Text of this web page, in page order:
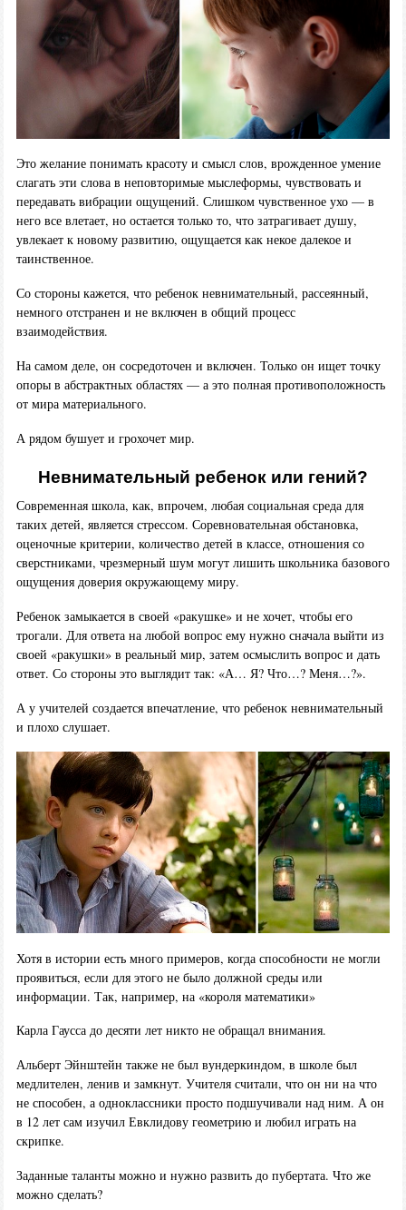
Это желание понимать красоту и смысл слов, врожденное умение
слагать эти слова в неповторимые мыслеформы, чувствовать и
передавать вибрации ощущений. Слишком чувственное ухо — в
него все влетает, но остается только то, что затрагивает душу,
увлекает к новому развитию, ощущается как некое далекое и
таинственное.
Со стороны кажется, что ребенок невнимательный, рассеянный,
немного отстранен и не включен в общий процесс
взаимодействия.
На самом деле, он сосредоточен и включен. Только он ищет точку
опоры в абстрактных областях — а это полная противоположность
от мира материального.
А рядом бушует и грохочет мир.
Невнимательный ребенок или гений?
Современная школа, как, впрочем, любая социальная среда для
таких детей, является стрессом. Соревновательная обстановка,
оценочные критерии, количество детей в классе, отношения со
сверстниками, чрезмерный шум могут лишить школьника базового
ощущения доверия окружающему миру.
Ребенок замыкается в своей «ракушке» и не хочет, чтобы его
трогали. Для ответа на любой вопрос ему нужно сначала выйти из
своей «ракушки» в реальный мир, затем осмыслить вопрос и дать
ответ. Со стороны это выглядит так: «А… Я? Что…? Меня…?».
А у учителей создается впечатление, что ребенок невнимательный
и плохо слушает.
Хотя в истории есть много примеров, когда способности не могли
проявиться, если для этого не было должной среды или
информации. Так, например, на «короля математики»
Карла Гаусса до десяти лет никто не обращал внимания.
Альберт Эйнштейн также не был вундеркиндом, в школе был
медлителен, ленив и замкнут. Учителя считали, что он ни на что
не способен, а одноклассники просто подшучивали над ним. А он
в 12 лет сам изучил Евклидову геометрию и любил играть на
скрипке.
Заданные таланты можно и нужно развить до пубертата. Что же
можно сделать?